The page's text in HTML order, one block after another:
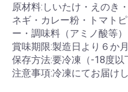
原材料:しいたけ・えのき
ネギ・カレー粉・トマト
ー・調味料（アミノ酸等）
賞味期限:製造日より６か月
保存方法:要冷凍（-18度以
注意事項:冷凍にてお届け